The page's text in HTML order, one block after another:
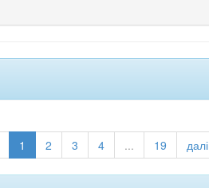
1 2 3 4 ... 19 далі